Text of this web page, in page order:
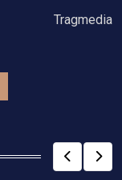
Tragmedia